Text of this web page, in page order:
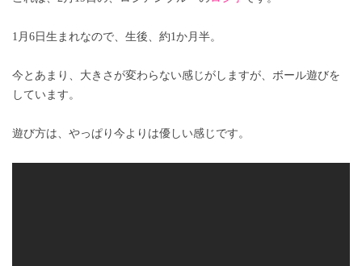
1月6日生まれなので、生後、約1か月半。
今とあまり、大きさが変わらない感じがしますが、ボール遊びを
しています。
遊び方は、やっぱり今よりは優しい感じです。